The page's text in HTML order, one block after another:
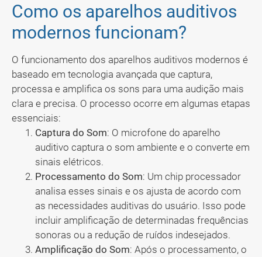
Como os aparelhos auditivos
modernos funcionam?
O funcionamento dos aparelhos auditivos modernos é
baseado em tecnologia avançada que captura,
processa e amplifica os sons para uma audição mais
clara e precisa. O processo ocorre em algumas etapas
essenciais:
Captura do Som: O microfone do aparelho
auditivo captura o som ambiente e o converte em
sinais elétricos.
Processamento do Som: Um chip processador
analisa esses sinais e os ajusta de acordo com
as necessidades auditivas do usuário. Isso pode
incluir amplificação de determinadas frequências
sonoras ou a redução de ruídos indesejados.
Amplificação do Som: Após o processamento, o